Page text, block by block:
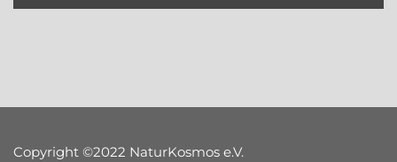
Copyright ©2022 NaturKosmos e.V.